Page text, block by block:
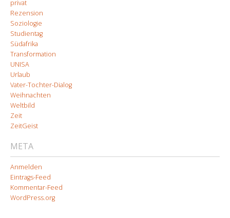
privat
Rezension
Soziologie
Studientag
Südafrika
Transformation
UNISA
Urlaub
Vater-Tochter-Dialog
Weihnachten
Weltbild
Zeit
ZeitGeist
META
Anmelden
Eintrags-Feed
Kommentar-Feed
WordPress.org